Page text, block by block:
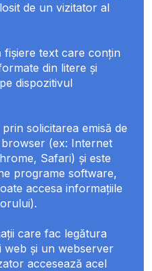
de un vizitator al
fișiere text care conțin
din litere și
dispozitivul
solicitarea emisă de
(ex: Internet
Safari) și este
programe software,
accesa informațiile
care fac legătura
web și un webserver
accesează acel